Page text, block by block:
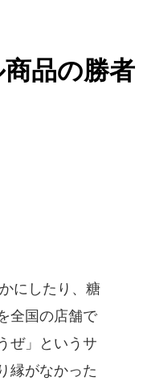
品の勝者
にしたり、糖
全国の店舗で
ぜ」というサ
縁がなかった